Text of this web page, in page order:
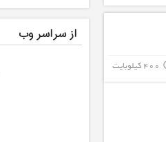
400 کیلوبایت
از سراسر وب